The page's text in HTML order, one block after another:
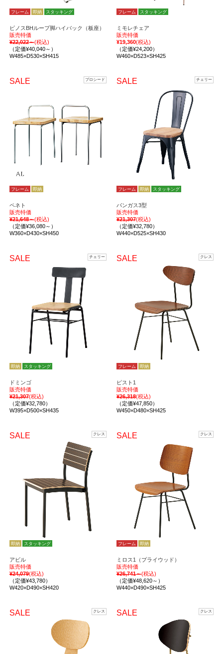
フレーム 即納 スタッキング
ピノスBHループ脚ハイバック（板座）
販売特価
¥22,022～(税込)
（定価¥40,040～）
W485×D530×SH415
フレーム スタッキング
ミモレチェア
販売特価
¥19,360(税込)
（定価¥24,200）
W460×D523×SH425
SALE プロシード
フレーム 即納
ペネト
販売特価
¥21,648～(税込)
（定価¥36,080～）
W360×D430×SH450
SALE チェリー
フレーム 即納 スタッキング
パンガス3型
販売特価
¥21,307(税込)
（定価¥32,780）
W440×D525×SH430
SALE チェリー
即納 スタッキング
ドミンゴ
販売特価
¥21,307(税込)
（定価¥32,780）
W395×D500×SH435
SALE クレス
フレーム 即納
ピスト1
販売特価
¥26,318(税込)
（定価¥47,850）
W450×D480×SH425
SALE クレス
即納 スタッキング
アビル
販売特価
¥24,079(税込)
（定価¥43,780）
W420×D490×SH420
SALE クレス
フレーム 即納
ミロス1（プライウッド）
販売特価
¥26,741～(税込)
（定価¥48,620～）
W440×D490×SH425
SALE クレス SALE クレス